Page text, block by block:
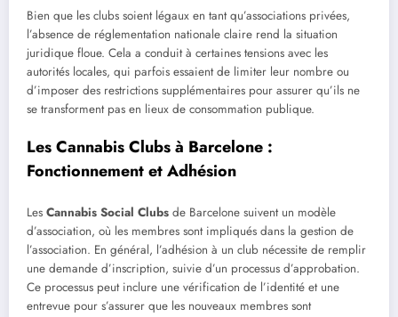
Bien que les clubs soient légaux en tant qu’associations privées,
l’absence de réglementation nationale claire rend la situation
juridique floue. Cela a conduit à certaines tensions avec les
autorités locales, qui parfois essaient de limiter leur nombre ou
d’imposer des restrictions supplémentaires pour assurer qu’ils ne
se transforment pas en lieux de consommation publique.
Les Cannabis Clubs à Barcelone :
Fonctionnement et Adhésion
Les Cannabis Social Clubs de Barcelone suivent un modèle
d’association, où les membres sont impliqués dans la gestion de
l’association. En général, l’adhésion à un club nécessite de remplir
une demande d’inscription, suivie d’un processus d’approbation.
Ce processus peut inclure une vérification de l’identité et une
entrevue pour s’assurer que les nouveaux membres sont